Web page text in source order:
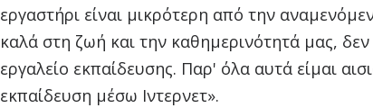
εργαστήρι είναι μικρότερη από την
καλά στη ζωή και την καθημερινότητά μας,
εργαλείο εκπαίδευσης. Παρ' όλα αυτά είμαι
εκπαίδευση μέσω Ιντερνετ».